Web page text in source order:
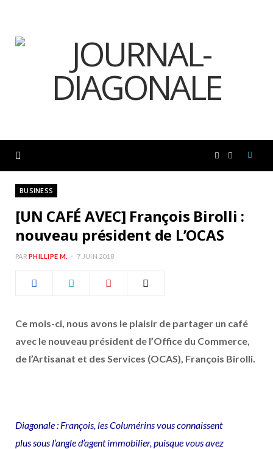
c
o r
BUSINESS
[UN CAFÉ AVEC] François Birolli :
nouveau président de L’OCAS
PAR PHILLIPE M. 7 JUIN 2018
Ce mois-ci, nous avons le plaisir de partager un café
avec le nouveau président de l’Office du Commerce,
de l’Artisanat et des Services (OCAS), François Birolli.
Diagonale : François, les Columérins vous connaissent
plus sous l’angle d’agent immobilier, puisque vous avez